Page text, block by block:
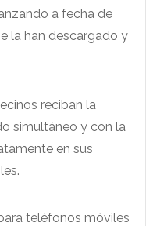
a fecha de
la han descargado y
reciban la
simultáneo y con la
en sus
teléfonos móviles